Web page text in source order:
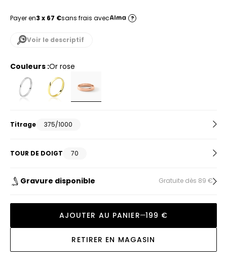
Payer en3 x 67 €sans frais avec ?
Voir le descriptif
Couleurs : or rose
Titrage 375/1000
TOUR DE DOIGT 70
Gravure disponible Gratuite dès 89 €
AJOUTER AU PANIER 199 €
RETIRER EN MAGASIN